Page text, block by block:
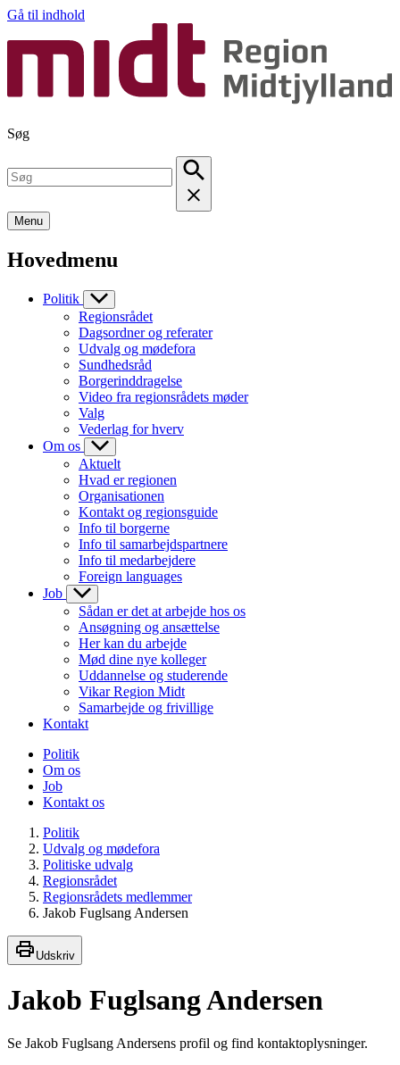
Gå til indhold
Søg
Menu
Hovedmenu
Politik
Regionsrådet
Dagsordner og referater
Udvalg og mødefora
Sundhedsråd
Borgerinddragelse
Video fra regionsrådets møder
Valg
Vederlag for hverv
Om os
Aktuelt
Hvad er regionen
Organisationen
Kontakt og regionsguide
Info til borgerne
Info til samarbejdspartnere
Info til medarbejdere
Foreign languages
Job
Sådan er det at arbejde hos os
Ansøgning og ansættelse
Her kan du arbejde
Mød dine nye kolleger
Uddannelse og studerende
Vikar Region Midt
Samarbejde og frivillige
Kontakt
Politik
Om os
Job
Kontakt os
Politik
Udvalg og mødefora
Politiske udvalg
Regionsrådet
Regionsrådets medlemmer
Jakob Fuglsang Andersen
Udskriv
Jakob Fuglsang Andersen
Se Jakob Fuglsang Andersens profil og find kontaktoplysninger.